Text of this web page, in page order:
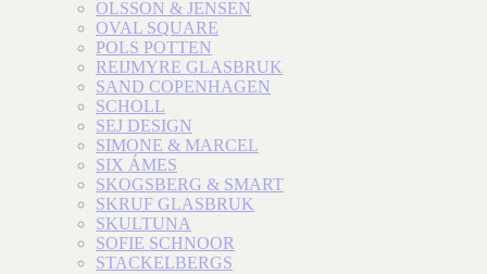
OLSSON & JENSEN
OVAL SQUARE
POLS POTTEN
REIJMYRE GLASBRUK
SAND COPENHAGEN
SCHOLL
SEJ DESIGN
SIMONE & MARCEL
SIX ÁMES
SKOGSBERG & SMART
SKRUF GLASBRUK
SKULTUNA
SOFIE SCHNOOR
STACKELBERGS